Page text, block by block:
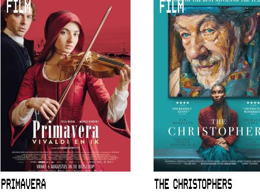
FILM
PRIMAVERA
FILM
THE CHRISTOPHERS